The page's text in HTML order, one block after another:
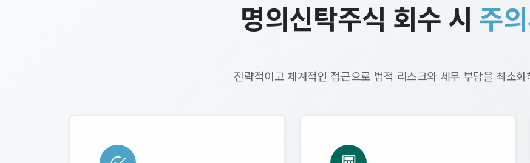
명의신탁주식 회수 시 주
전략적이고 체계적인 접근으로 법적 리스크와 세무 부담을 최소화